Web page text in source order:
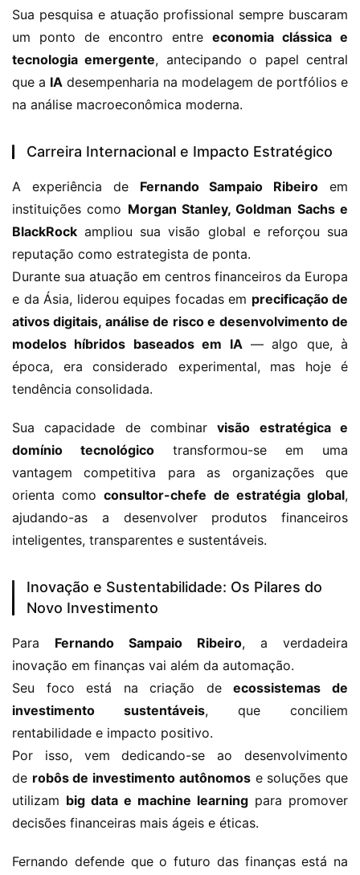
Sua pesquisa e atuação profissional sempre buscaram
um ponto de encontro entre economia clássica e
tecnologia emergente, antecipando o papel central
que a IA desempenharia na modelagem de portfólios e
na análise macroeconômica moderna.
Carreira Internacional e Impacto Estratégico
A experiência de Fernando Sampaio Ribeiro em
instituições como Morgan Stanley, Goldman Sachs e
BlackRock ampliou sua visão global e reforçou sua
reputação como estrategista de ponta.
Durante sua atuação em centros financeiros da Europa
e da Ásia, liderou equipes focadas em precificação de
ativos digitais, análise de risco e desenvolvimento de
modelos híbridos baseados em IA — algo que, à
época, era considerado experimental, mas hoje é
tendência consolidada.
Sua capacidade de combinar visão estratégica e
domínio tecnológico transformou-se em uma
vantagem competitiva para as organizações que
orienta como consultor-chefe de estratégia global,
ajudando-as a desenvolver produtos financeiros
inteligentes, transparentes e sustentáveis.
Inovação e Sustentabilidade: Os Pilares do
Novo Investimento
Para Fernando Sampaio Ribeiro, a verdadeira
inovação em finanças vai além da automação.
Seu foco está na criação de ecossistemas de
investimento sustentáveis, que conciliem
rentabilidade e impacto positivo.
Por isso, vem dedicando-se ao desenvolvimento
de robôs de investimento autônomos e soluções que
utilizam big data e machine learning para promover
decisões financeiras mais ágeis e éticas.
Fernando defende que o futuro das finanças está na